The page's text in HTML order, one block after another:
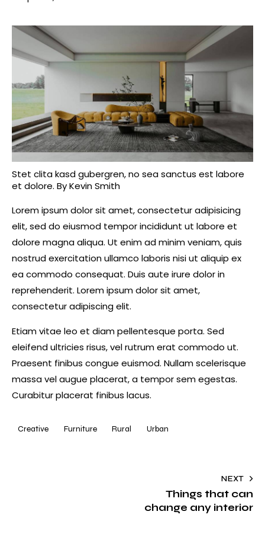
Stet clita kasd gubergren, no sea sanctus est labore
et dolore. ByKevin Smith
Lorem ipsum dolor sit amet, consectetur adipisicing
elit, sed do eiusmod tempor incididunt ut labore et
dolore magna aliqua. Ut enim ad minim veniam, quis
nostrud exercitation ullamco laboris nisi ut aliquip ex
ea commodo consequat. Duis aute irure dolor in
reprehenderit. Lorem ipsum dolor sit amet,
consectetur adipiscing elit.
Etiam vitae leo et diam pellentesque porta. Sed
eleifend ultricies risus, vel rutrum erat commodo ut.
Praesent finibus congue euismod. Nullam scelerisque
massa vel augue placerat, a tempor sem egestas.
Curabitur placerat finibus lacus.
Creative Furniture Rural Urban
NEXT
Things that can
change any interior